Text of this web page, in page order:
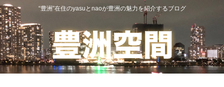
“豊洲”在住のyasuとnaoが豊洲の魅力を紹介するブログ